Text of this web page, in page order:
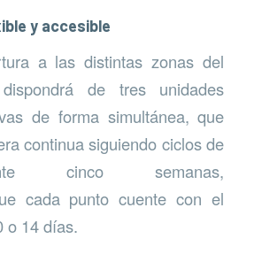
y accesible
a las distintas zonas del
de tres unidades
de forma simultánea, que
continua siguiendo ciclos de
cinco semanas,
cada punto cuente con el
o 14 días.